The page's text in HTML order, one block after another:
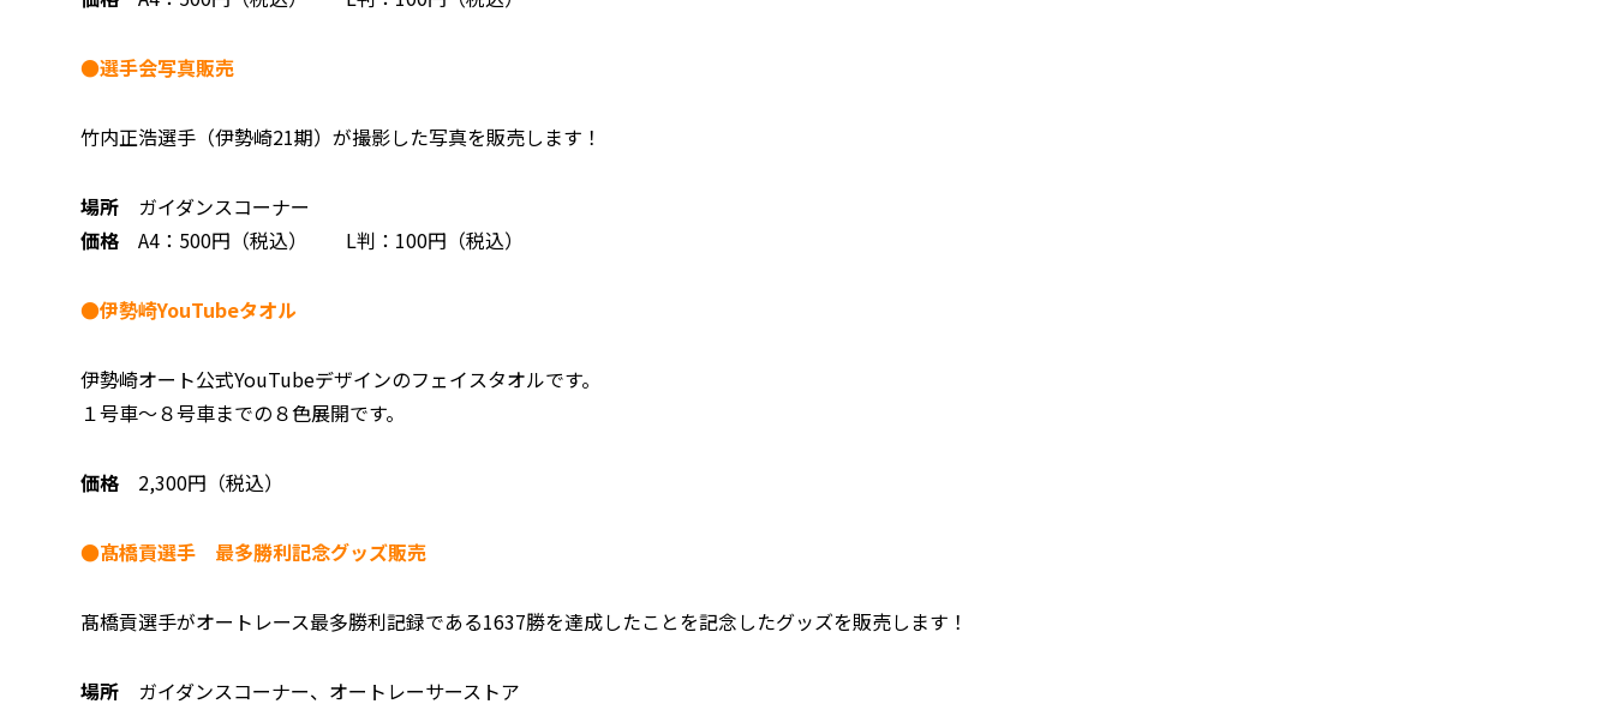
●選手会写真販売
竹内正浩選手（伊勢崎21期）が撮影した写真を販売します！
場所 ガイダンスコーナー
価格 A4：500円（税込） L判：100円（税込）
●伊勢崎YouTubeタオル
伊勢崎オート公式YouTubeデザインのフェイスタオルです。
１号車～８号車までの８色展開です。
価格 2,300円（税込）
●髙橋貢選手 最多勝利記念グッズ販売
髙橋貢選手がオートレース最多勝利記録である1637勝を達成したことを記念したグッズを販売します！
場所 ガイダンスコーナー、オートレーサーストア